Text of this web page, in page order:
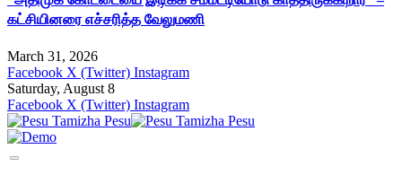
கட்சியினரை எச்சரித்த வேலுமணி
March 31, 2026
Facebook X (Twitter) Instagram
Saturday, August 8
Facebook X (Twitter) Instagram